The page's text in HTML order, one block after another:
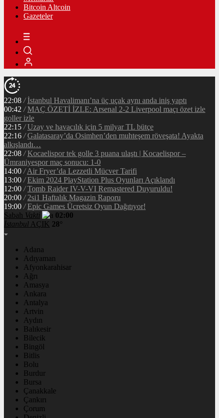
Bitcoin Altcoin
Gazeteler
22:08 / İstanbul Havalimanı’na üç uçak aynı anda iniş yaptı
00:42 / MAÇ ÖZETİ İZLE: Arsenal 2-2 Liverpool maçı özet izle
goller izle
22:15 / Uzay ve havacılık için 5 milyar TL bütçe
22:16 / Galatasaray’da Osimhen’den muhteşem röveşata! Ayakta
alkışlandı…
22:08 / Kocaelispor tek golle 3 puana ulaştı | Kocaelispor –
Ümraniyespor maç sonucu: 1-0
14:00 / Air Fryer’da Lezzetli Mücver Tarifi
13:00 / Ekim 2024 PlayStation Plus Oyunları Açıklandı
12:00 / Tomb Raider IV-V-VI Remastered Duyuruldu!
20:00 / 2si1 Haftalık Magazin Raporu
19:00 / Epic Games Ücretsiz Oyun Dağıtıyor!
Sabah Vakti
02:00
İstanbul AÇIK 28°
Adana
Adıyaman
Afyonkarahisar
Ağrı
Amasya
Ankara
Antalya
Artvin
Aydın
Balıkesir
Bilecik
Bingöl
Bitlis
Bolu
Burdur
Bursa
Çanakkale
Çankırı
Çorum